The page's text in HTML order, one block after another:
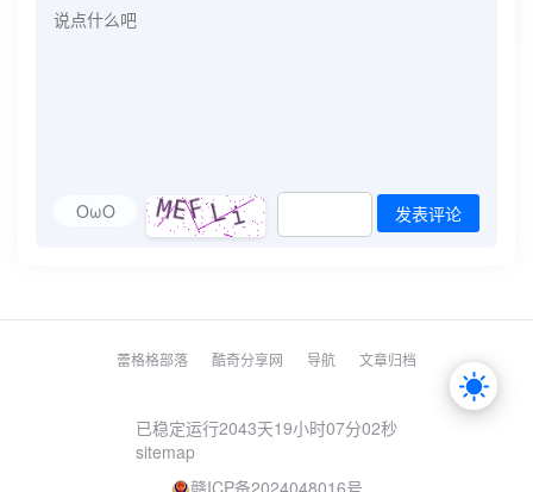
OωO 发表评论
蕾格格部落 酷奇分享网 导航 文章归档
已稳定运行2043天19小时07分02秒
sitemap